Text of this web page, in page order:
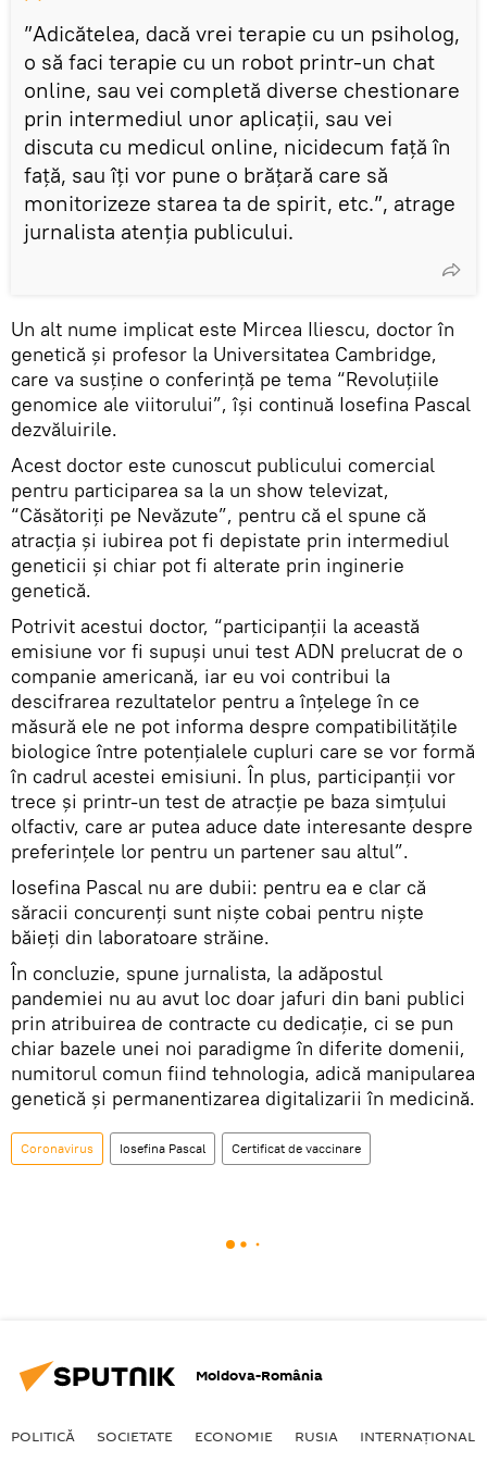
”Adicătelea, dacă vrei terapie cu un psiholog,
o să faci terapie cu un robot printr-un chat
online, sau vei completă diverse chestionare
prin intermediul unor aplicații, sau vei
discuta cu medicul online, nicidecum față în
față, sau îți vor pune o brățară care să
monitorizeze starea ta de spirit, etc.”, atrage
jurnalista atenția publicului.
Un alt nume implicat este Mircea Iliescu, doctor în
genetică și profesor la Universitatea Cambridge,
care va susține o conferință pe tema “Revoluțiile
genomice ale viitorului”, își continuă Iosefina Pascal
dezvăluirile.
Acest doctor este cunoscut publicului comercial
pentru participarea sa la un show televizat,
“Căsătoriți pe Nevăzute”, pentru că el spune că
atracția și iubirea pot fi depistate prin intermediul
geneticii și chiar pot fi alterate prin inginerie
genetică.
Potrivit acestui doctor, “participanții la această
emisiune vor fi supuși unui test ADN prelucrat de o
companie americană, iar eu voi contribui la
descifrarea rezultatelor pentru a înțelege în ce
măsură ele ne pot informa despre compatibilitățile
biologice între potențialele cupluri care se vor formă
în cadrul acestei emisiuni. În plus, participanții vor
trece și printr-un test de atracție pe baza simțului
olfactiv, care ar putea aduce date interesante despre
preferințele lor pentru un partener sau altul”.
Iosefina Pascal nu are dubii: pentru ea e clar că
săracii concurenți sunt niște cobai pentru niște
băieți din laboratoare străine.
În concluzie, spune jurnalista, la adăpostul
pandemiei nu au avut loc doar jafuri din bani publici
prin atribuirea de contracte cu dedicație, ci se pun
chiar bazele unei noi paradigme în diferite domenii,
numitorul comun fiind tehnologia, adică manipularea
genetică și permanentizarea digitalizarii în medicină.
Coronavirus Iosefina Pascal Certificat de vaccinare
Moldova-România
POLITICĂ SOCIETATE ECONOMIE RUSIA INTERNAŢIONAL